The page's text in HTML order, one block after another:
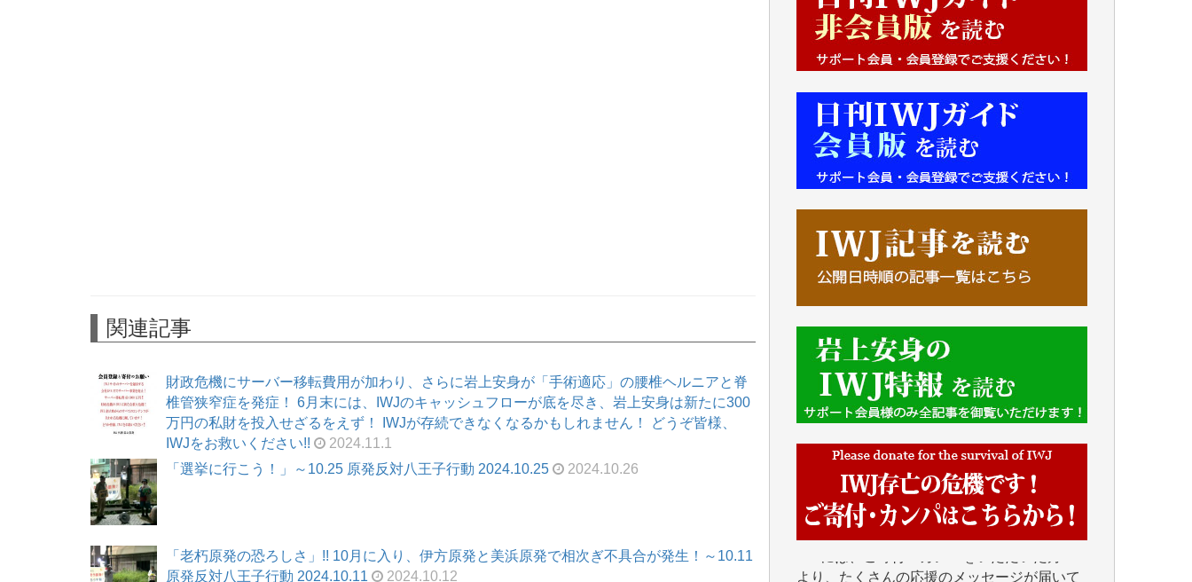
関連記事
財政危機にサーバー移転費用が加わり、さらに岩上安身が「手術適応」の腰椎ヘルニアと脊
椎管狭窄症を発症！ 6月末には、IWJのキャッシュフローが底を尽き、岩上安身は新たに300
万円の私財を投入せざるをえず！ IWJが存続できなくなるかもしれません！ どうぞ皆様、
IWJをお救いください!!
2024.11.1
「選挙に行こう！」～10.25 原発反対八王子行動 2024.10.25
2024.10.26
「老朽原発の恐ろしさ」!! 10月に入り、伊方原発と美浜原発で相次ぎ不具合が発生！～10.11
原発反対八王子行動 2024.10.11
2024.10.12
■■■■■■
IWJには、ご寄付・カンパをいただいた方々
より、たくさんの応援のメッセージが届いて
紹介いたします。